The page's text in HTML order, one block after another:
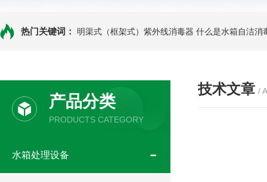
热门关键词： 明渠式（框架式）紫外线消毒器 什么是水箱自洁消
产品分类
PRODUCTS CATEGORY
水箱处理设备
技术文章 /